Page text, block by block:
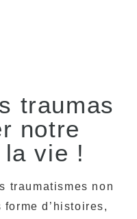
traumas
notre
vie !
traumatismes non
d’histoires,